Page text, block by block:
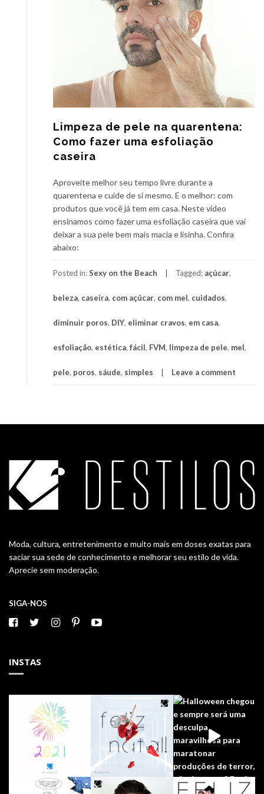
Limpeza de pele na quarentena:
Como fazer uma esfoliação
caseira
Aproveite melhor seu tempo livre durante a
quarentena e cuide de si mesmo. E o melhor: com
produtos que você já tem em casa. Neste vídeo
ensinamos como fazer uma esfoliação caseira que vai
deixar a sua pele bem mais macia e lisinha. Confira
abaixo:
Posted in:Sexy on the Beach Tagged: açúcar,
beleza, caseira, com açúcar, com mel, cuidados,
diminuir poros, DIY, eliminar cravos, em casa,
esfoliação, estética, fácil, FVM, limpeza de pele, mel,
pele, poros, sáude, simples Leave a comment
Moda, cultura, entretenimento e muito mais em doses exatas para
saciar sua sede de conhecimento e melhorar seu estilo de vida.
Aprecie sem moderação.
SIGA-NOS
INSTAS